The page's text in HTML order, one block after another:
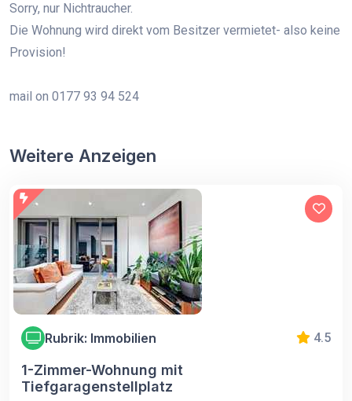
Sorry, nur Nichtraucher.
Die Wohnung wird direkt vom Besitzer vermietet- also keine
Provision!
mail on 0177 93 94 524
Weitere Anzeigen
Rubrik: Immobilien 4.5
1-Zimmer-Wohnung mit
Tiefgaragenstellplatz